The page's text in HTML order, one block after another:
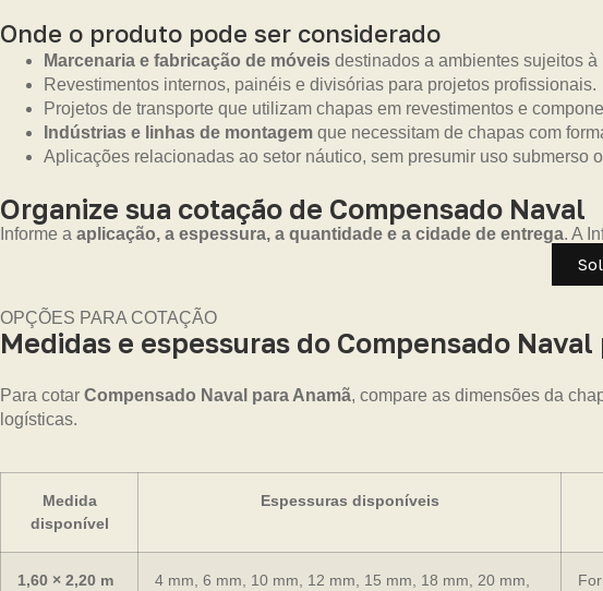
Onde o produto pode ser considerado
Marcenaria e fabricação de móveis destinados a ambientes sujeitos à
Revestimentos internos, painéis e divisórias para projetos profissionais.
Projetos de transporte que utilizam chapas em revestimentos e
Indústrias e linhas de montagem que necessitam de chapas com
Aplicações relacionadas ao setor náutico, sem presumir uso submerso
Organize sua cotação de Compensado Naval
Informe a aplicação, a espessura, a quantidade e a cidade de entrega. A
OPÇÕES PARA COTAÇÃO
Medidas e espessuras do Compensado
Para cotar Compensado Naval para Anamã, compare as dimensões da
logísticas.
Medida
disponível
Espessuras disponíveis
1,60 × 2,20 m
4 mm, 6 mm, 10 mm, 12 mm, 15 mm, 18 mm, 20 mm,